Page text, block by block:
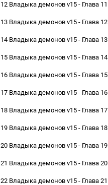
12 Владыка демонов v15 - Глава 11
13 Владыка демонов v15 - Глава 12
14 Владыка демонов v15 - Глава 13
15 Владыка демонов v15 - Глава 14
16 Владыка демонов v15 - Глава 15
17 Владыка демонов v15 - Глава 16
18 Владыка демонов v15 - Глава 17
19 Владыка демонов v15 - Глава 18
20 Владыка демонов v15 - Глава 19
21 Владыка демонов v15 - Глава 20
22 Владыка демонов v15 - Глава 21